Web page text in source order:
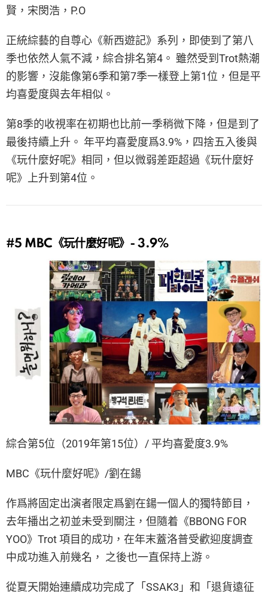
賢，宋閔浩，P.O
正統綜藝的自尊心《新西遊記》系列，即使到了第八
季也依然人氣不減，綜合排名第4。 雖然受到Trot熱潮
的影響，沒能像第6季和第7季一樣登上第1位，但是平
均喜愛度與去年相似。
第8季的收視率在初期也比前一季稍微下降，但是到了
最後持續上升。 年平均喜愛度爲3.9%，四捨五入後與
《玩什麼好呢》相同，但以微弱差距超過《玩什麼好
呢》上升到第4位。
#5 MBC《玩什麼好呢》- 3.9%
綜合第5位（2019年第15位）/ 平均喜愛度3.9%
MBC《玩什麼好呢》/劉在鍚
作爲將固定出演者限定爲劉在鍚一個人的獨特節目，
去年播出之初並未受到關注，但隨着《BBONG FOR
YOO》Trot 項目的成功，在年末蓋洛普受歡迎度調查
中成功進入前幾名， 之後也一直保持上游。
從夏天開始連續成功完成了「SSAK3」和「退貨遠征